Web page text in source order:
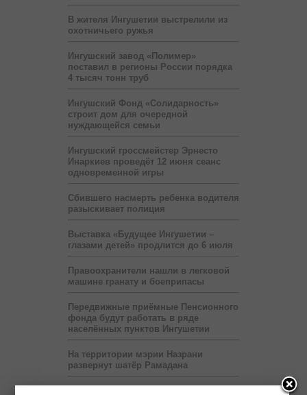
В жителя Ингушетии выстрелили из
охотничьего ружья
Ингушский завод «Полимер»
поставил в регионы России порядка
4 тысяч тонн труб
Ингушский Фонд «Солидарность»
строит дом для очередной
нуждающейся семьи
Ингушский гроссмейстер Эрнесто
Инаркиев проведёт 12 июня сеанс
одновременной игры
Сбившего насмерть ребенка водителя
разыскивает полиция
Выставка «Будущее Ингушетии –
глазами детей» продлится до 6 июля
Правоохранители нашли в легковой
машине гранату и боеприпасы
Передвижные приёмные Пенсионного
фонда будут работать в ряде
населённых пунктов Ингушетии
На территории мэрии Назрани
развернут шатёр Рамадана